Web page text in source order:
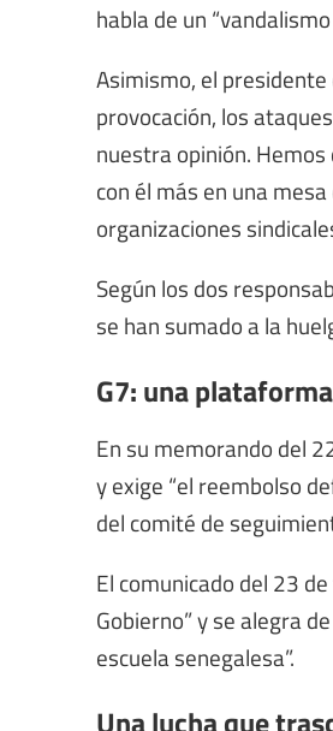
habla de un
Asimismo, el presidente
provocación, los
nuestra opinión.
con él más en una
organizaciones
Según los dos
se han sumado a la
G7: una
En su memorando del
y exige “el reembolso
del comité de
El comunicado del 23
Gobierno” y se alegra
escuela senegalesa”.
Una lucha que